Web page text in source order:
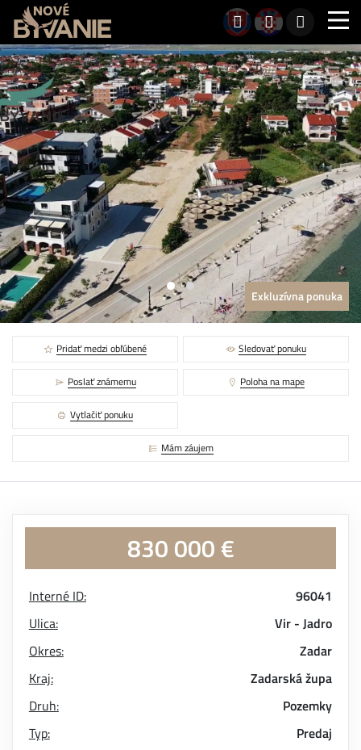
Exkluzívna ponuka
Pridať medzi obľúbené Sledovať ponuku
Poslať známemu Poloha na mape
Vytlačiť ponuku
Mám záujem
830 000 €
Interné ID:
96041
Ulica:
Vir - Jadro
Okres:
Zadar
Kraj:
Zadarská župa
Druh:
Pozemky
Typ:
Predaj